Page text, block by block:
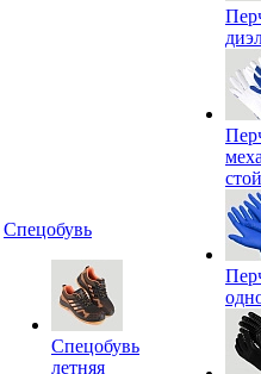
Спецобувь
Спецобувь
летняя